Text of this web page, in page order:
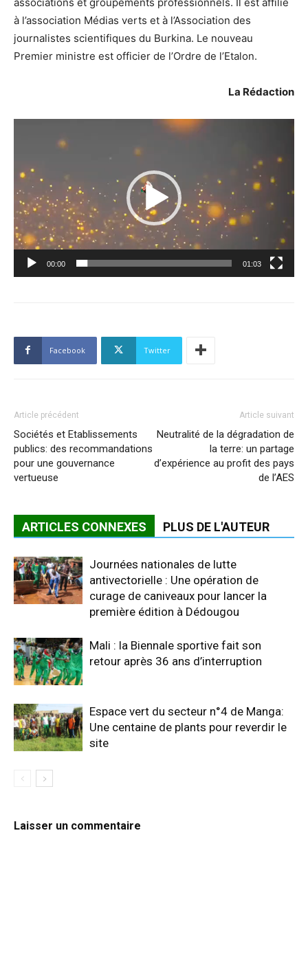
associations et groupements professionnels. Il est affilié
à l’association Médias verts et à l’Association des
journalistes scientifiques du Burkina. Le nouveau
Premier ministre est officier de l’Ordre de l’Etalon.
La Rédaction
Lecteur
00:00 01:03
Facebook Twitter
Article précédent
Sociétés et Etablissements
publics: des recommandations
pour une gouvernance
vertueuse
Article suivant
Neutralité de la dégradation de
la terre: un partage
d’expérience au profit des pays
de l’AES
ARTICLES CONNEXES PLUS DE L'AUTEUR
Journées nationales de lutte
antivectorielle : Une opération de
curage de caniveaux pour lancer la
première édition à Dédougou
Mali : la Biennale sportive fait son
retour après 36 ans d’interruption
Espace vert du secteur n°4 de Manga:
Une centaine de plants pour reverdir le
site
Laisser un commentaire